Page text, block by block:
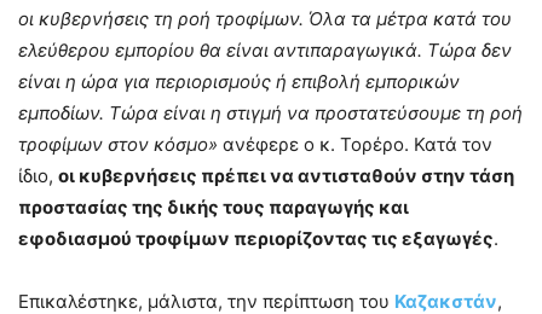
οι κυβερνήσεις τη ροή τροφίμων. Όλα τα μέτρα κατά του
ελεύθερου εμπορίου θα είναι αντιπαραγωγικά. Τώρα δεν
είναι η ώρα για περιορισμούς ή επιβολή εμπορικών
εμποδίων. Τώρα είναι η στιγμή να προστατεύσουμε τη ροή
τροφίμων στον κόσμο» ανέφερε ο κ. Τορέρο. Κατά τον
ίδιο, οι κυβερνήσεις πρέπει να αντισταθούν στην τάση
προστασίας της δικής τους παραγωγής και
εφοδιασμού τροφίμων περιορίζοντας τις εξαγωγές.
Επικαλέστηκε, μάλιστα, την περίπτωση του Καζακστάν,